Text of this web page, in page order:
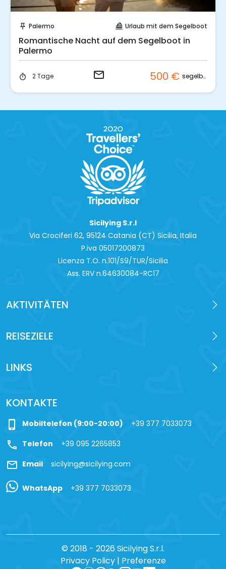
push_pin Palermo sailing Urlaub mit dem Segelboot
Romantische Nacht auf dem Segelboot in
Palermo
timer 2 Tage email 500 € segelboot
Sicilying S.r.l
Via Crociferi 62, 95124 Catania (CT) Sicilia, Italia
P.iva 0‍5017200873
Licenza T.O. n.101/S9/TUR/Sicilia
Ass. ERV n.64630084-RC17
AKTIVITÄTEN
REISEZIELE
LINKS
KONTAKTE
phone_iphone Mobiltelefon (9:00-20:00) +39 377 7033073
call Telefon +39 095 2265853
mail Email sicilying@sicilying.com
WhatsApp +39 377 7033073
© 2018 - 2026 Sicilying S.r.l.
Privacy Policy| Preferenze